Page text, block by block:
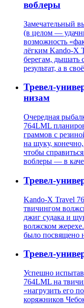
воблеры
Замечательный
(в целом —
возможность
лёгким Kando-X
берегам, дышать
результат, а в
Тревел-
низам
Очередная
764LML
граммов с
на щуку,
чтобы
воблеры — в
Тревел-
Kando-X Travel
твичингом
джиг судака и
волжском
было посвящено
Тревел-
Успешно
764LML на
«нагрузить его
коряжников